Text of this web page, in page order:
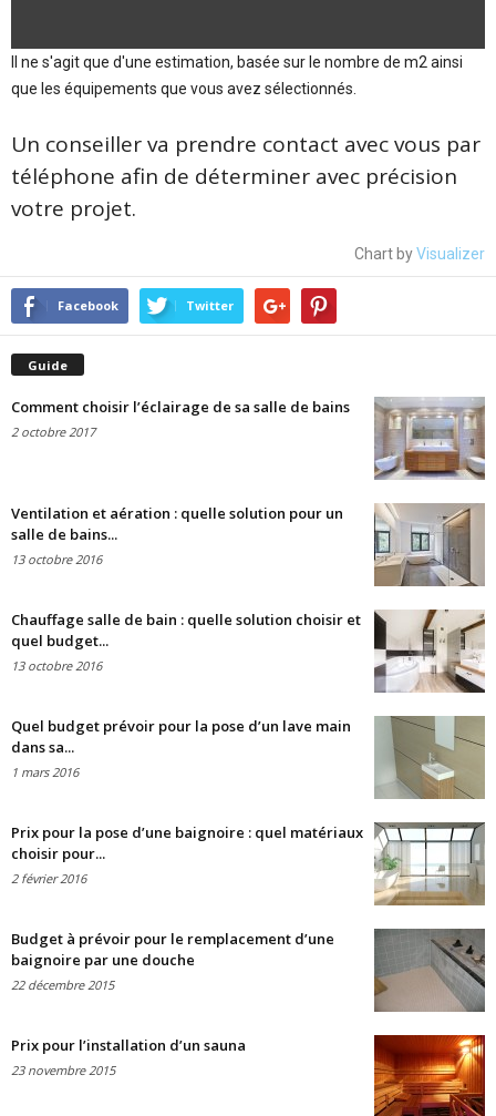
Il ne s'agit que d'une estimation, basée sur le nombre de m2 ainsi
que les équipements que vous avez sélectionnés.
Un conseiller va prendre contact avec vous par
téléphone afin de déterminer avec précision
votre projet.
Chart byVisualizer
Facebook Twitter
Guide
Comment choisir l’éclairage de sa salle de bains
2 octobre 2017
Ventilation et aération : quelle solution pour un
salle de bains...
13 octobre 2016
Chauffage salle de bain : quelle solution choisir et
quel budget...
13 octobre 2016
Quel budget prévoir pour la pose d’un lave main
dans sa...
1 mars 2016
Prix pour la pose d’une baignoire : quel matériaux
choisir pour...
2 février 2016
Budget à prévoir pour le remplacement d’une
baignoire par une douche
22 décembre 2015
Prix pour l’installation d’un sauna
23 novembre 2015